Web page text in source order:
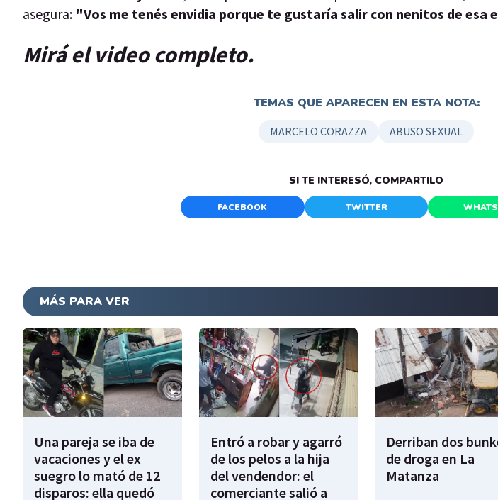
asegura: "Vos me tenés envidia porque te gustaría salir con nenitos de esa
Mirá el video completo.
TEMAS QUE APARECEN EN ESTA NOTA:
MARCELO CORAZZA ABUSO SEXUAL
SI TE INTERESÓ, COMPARTILO
FACEBOOK TWITTER
MÁS PARA VER
Una pareja se iba de
vacaciones y el ex
suegro lo mató de 12
disparos: ella quedó
Entró a robar y agarró
de los pelos a la hija
del vendendor: el
comerciante salió a
Derriban dos
de droga en La
Matanza